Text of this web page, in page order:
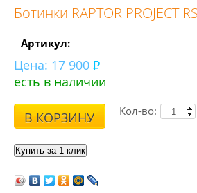
Ботинки RAPTOR PROJECT
Артикул:
Цена: 17 900
есть в наличии
В КОРЗИНУ Кол-во: